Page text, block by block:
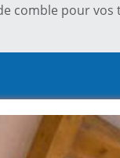
comble pour vos